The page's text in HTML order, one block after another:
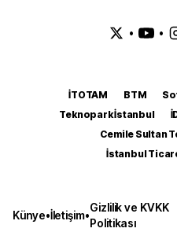
• •
İTOTAM BTM
Teknopark İstanbul
Cemile Sultan
İstanbul
Künye•İletişim•
Gizlilik ve KVKK
Politikası